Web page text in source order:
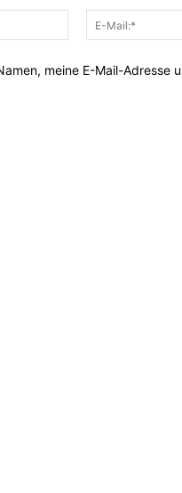
Name:*
meine E-Mail-Adresse